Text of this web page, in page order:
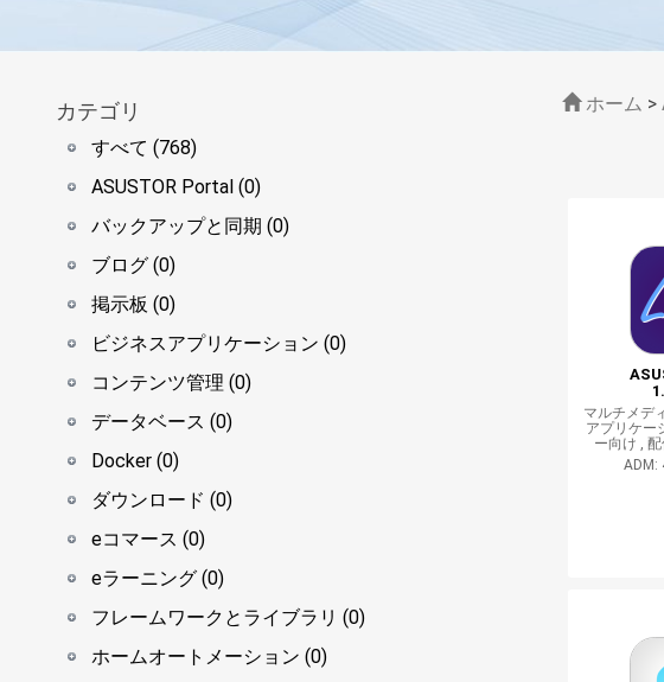
カテゴリ
すべて (768)
ASUSTOR Portal (0)
バックアップと同期 (0)
ブログ (0)
掲示板 (0)
ビジネスアプリケーション (0)
コンテンツ管理 (0)
データベース (0)
Docker (0)
ダウンロード (0)
eコマース (0)
eラーニング (0)
フレームワークとライブラリ (0)
ホームオートメーション (0)
ホーム >
マルチメデ
アプリケー
ー向け ,
ADM: